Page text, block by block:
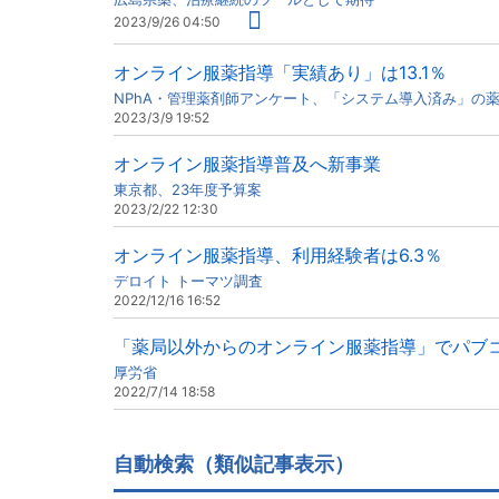
2023/9/26 04:50
オンライン服薬指導「実績あり」は13.1％
NPhA・管理薬剤師アンケート、「システム導入済み」の
2023/3/9 19:52
オンライン服薬指導普及へ新事業
東京都、23年度予算案
2023/2/22 12:30
オンライン服薬指導、利用経験者は6.3％
デロイト トーマツ調査
2022/12/16 16:52
「薬局以外からのオンライン服薬指導」でパブ
厚労省
2022/7/14 18:58
自動検索（類似記事表示）